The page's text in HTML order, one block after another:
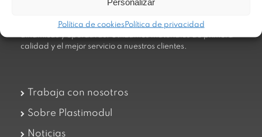
Política de cookies Política de privacidad
Plastimodul tiene como objetivo ofrecer productos
en medios tecnológicos que permiten aportar soluciones
dinámicas y operativas. Utilizamos materiales de primera
calidad y el mejor servicio a nuestros clientes.
Trabaja con nosotros
Sobre Plastimodul
Noticias